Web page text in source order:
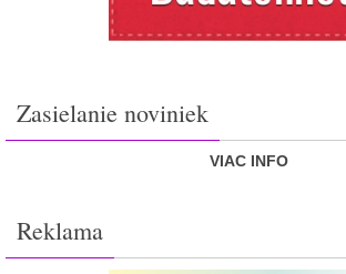
Zasielanie noviniek
VIAC INFO
Reklama